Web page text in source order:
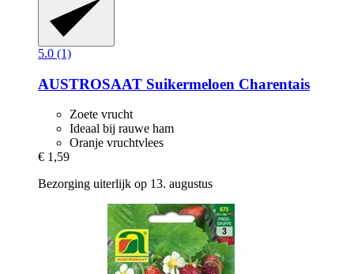
5.0 (1)
AUSTROSAAT Suikermeloen Charentais
Zoete vrucht
Ideaal bij rauwe ham
Oranje vruchtvlees
€ 1,59
Bezorging uiterlijk op 13. augustus